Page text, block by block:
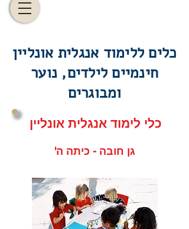
כלים ללימוד אנגלית אונליין
חינמיים לילדים, נוער
ומבוגרים
כלי לימוד אנגלית אונליין
'גן חובה - כיתה ה